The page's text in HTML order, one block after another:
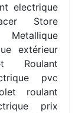
electrique
Store
Metallique
extérieur
Roulant
pvc
roulant
prix